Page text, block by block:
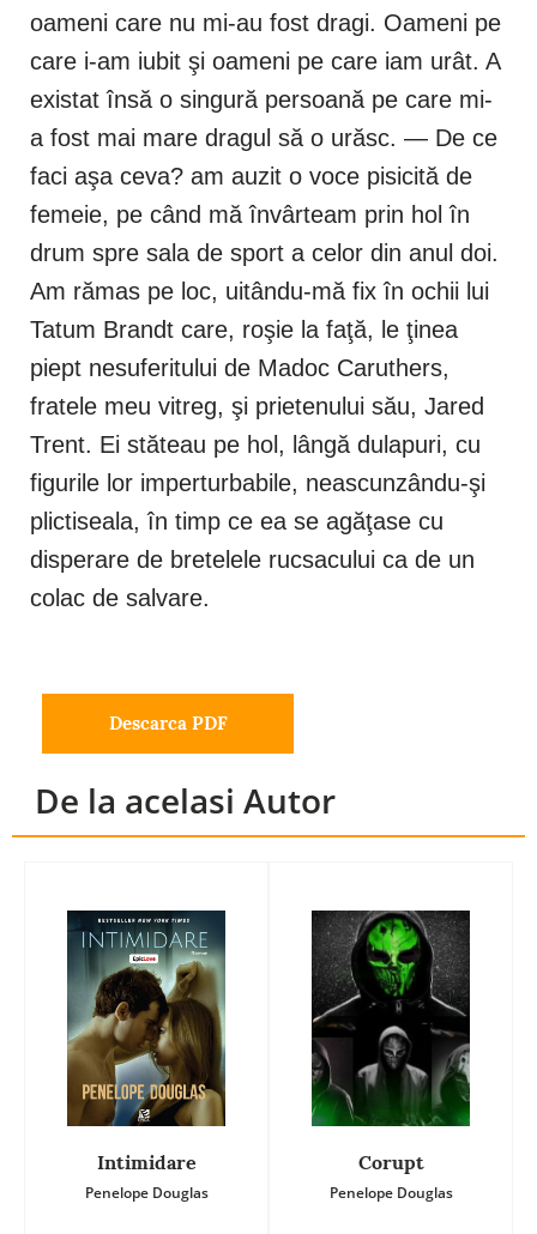
oameni care nu mi-au fost dragi. Oameni pe
care i-am iubit şi oameni pe care iam urât. A
existat însă o singură persoană pe care mi-
a fost mai mare dragul să o urăsc. — De ce
faci aşa ceva? am auzit o voce pisicită de
femeie, pe când mă învârteam prin hol în
drum spre sala de sport a celor din anul doi.
Am rămas pe loc, uitându-mă fix în ochii lui
Tatum Brandt care, roşie la faţă, le ţinea
piept nesuferitului de Madoc Caruthers,
fratele meu vitreg, şi prietenului său, Jared
Trent. Ei stăteau pe hol, lângă dulapuri, cu
figurile lor imperturbabile, neascunzându-şi
plictiseala, în timp ce ea se agăţase cu
disperare de bretelele rucsacului ca de un
colac de salvare.
Descarca PDF
De la acelasi Autor
Intimidare
Penelope Douglas
Corupt
Penelope Douglas